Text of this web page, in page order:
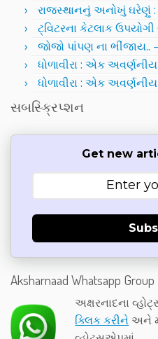
રાજસ્થાનનું અનોખું ઘરેણું :
ટ્વિટરના કેટલાક
જોજો પાંપણ ના ભીંજાય..
ધોળાવીરા : એક
ધોળાવીરા : એક
સબસ્ક્રિપ્શન
Get new
Aksharnaad Whatsapp Group
અક્ષરનાદના
ક્લિક કરીને અને